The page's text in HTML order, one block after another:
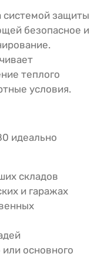
системой защиты
безопасное и
теплого
условия.
идеально
складов
и гаражах
основного